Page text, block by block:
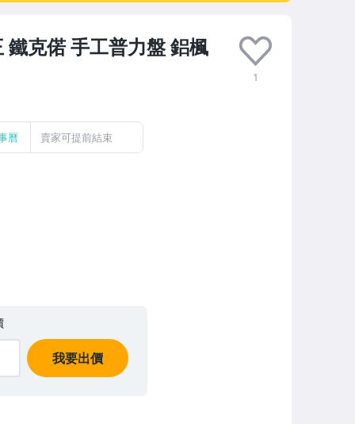
鐵克偌 手工普力盤 鋁楓
1
曆 賣家可提前結束
我要出價